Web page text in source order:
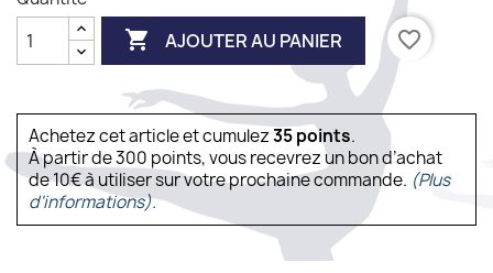
 AJOUTER AU PANIER favorite_border
Achetez cet article et cumulez35points.
À partir de 300 points, vous recevrez un bon d’achat
de 10€ à utiliser sur votre prochaine commande. (Plus
d'informations).